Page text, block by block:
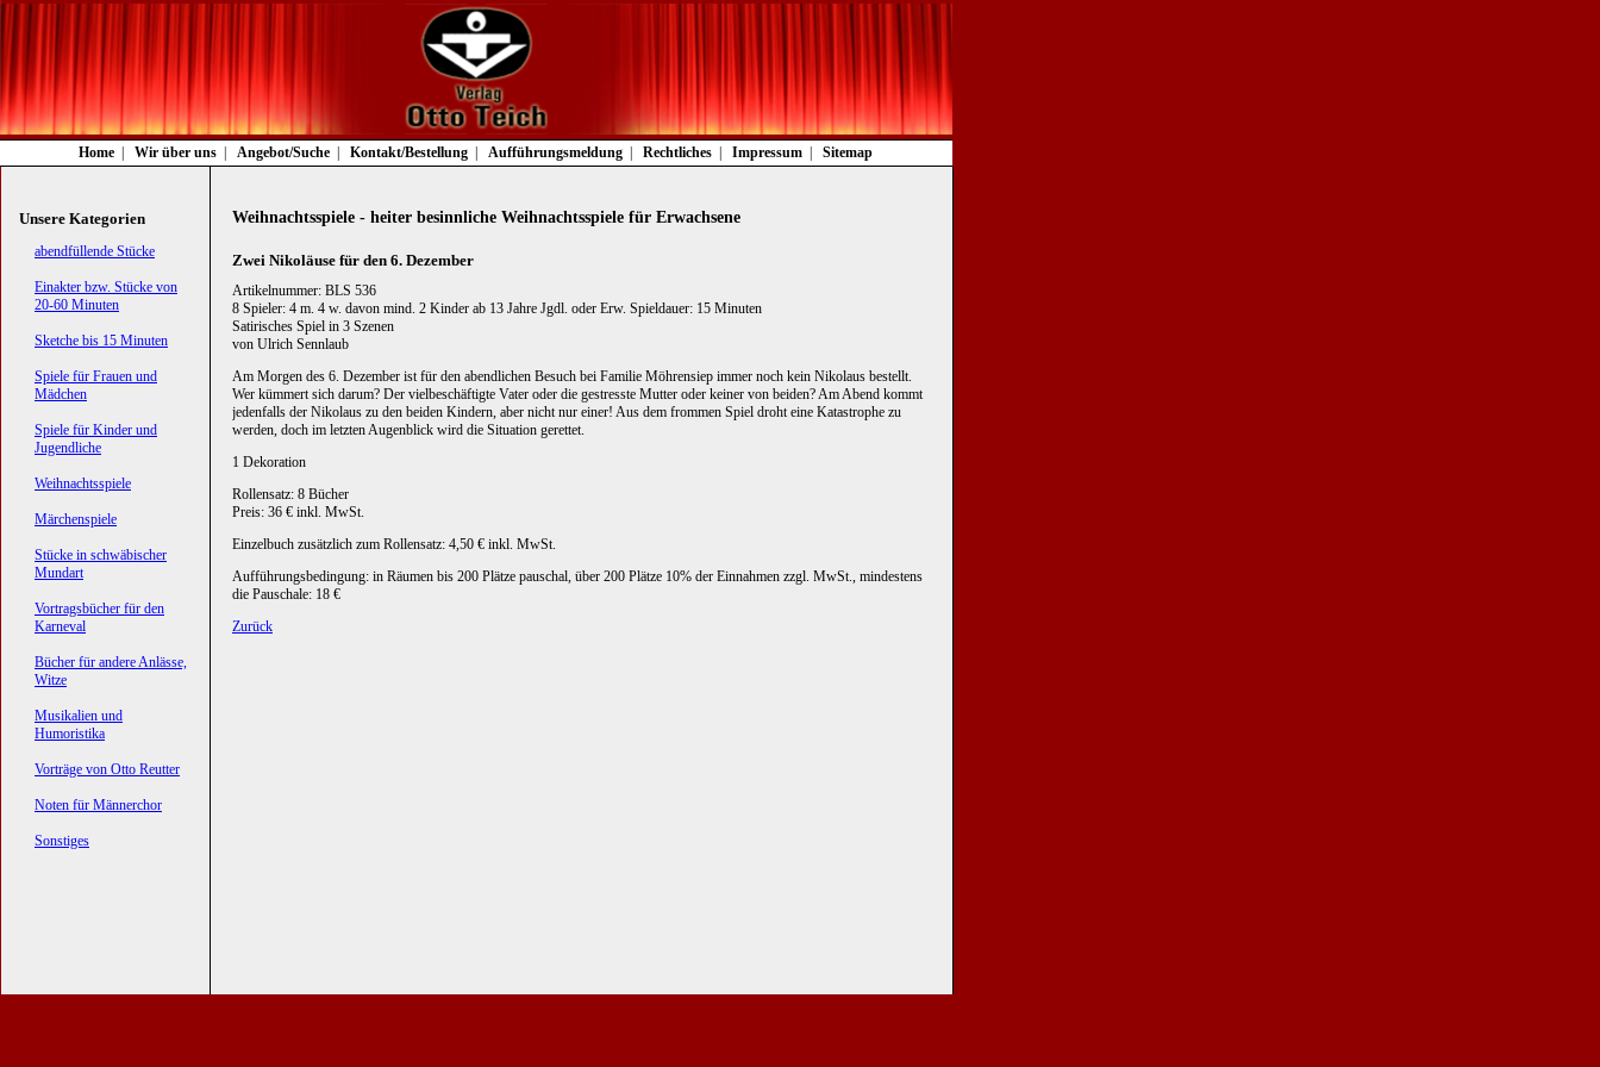
Navigation
überspringen
Home Wir über uns Angebot/Suche Kontakt/Bestellung Aufführungsmeldung Rechtliches Impressum Sitemap
Weihnachtsspiele - heiter besinnliche Weihnachtsspiele für Erwachsene
Zwei Nikoläuse für den 6. Dezember
Artikelnummer: BLS 536
8 Spieler: 4 m. 4 w. davon mind. 2 Kinder ab 13 Jahre Jgdl. oder Erw. Spieldauer: 15 Minuten
Satirisches Spiel in 3 Szenen
von Ulrich Sennlaub
Am Morgen des 6. Dezember ist für den abendlichen Besuch bei Familie Möhrensiep immer noch kein Nikolaus bestellt.
Wer kümmert sich darum? Der vielbeschäftigte Vater oder die gestresste Mutter oder keiner von beiden? Am Abend kommt
jedenfalls der Nikolaus zu den beiden Kindern, aber nicht nur einer! Aus dem frommen Spiel droht eine Katastrophe zu
werden, doch im letzten Augenblick wird die Situation gerettet.
1 Dekoration
Rollensatz: 8 Bücher
Preis: 36 € inkl. MwSt.
Einzelbuch zusätzlich zum Rollensatz: 4,50 € inkl. MwSt.
Aufführungsbedingung: in Räumen bis 200 Plätze pauschal, über 200 Plätze 10% der Einnahmen zzgl. MwSt., mindestens
die Pauschale: 18 €
Zurück
Unsere Kategorien
Navigation
abendfüllende Stücke
Einakter bzw. Stücke von
20-60 Minuten
Sketche bis 15 Minuten
Spiele für Frauen und
Mädchen
Spiele für Kinder und
Jugendliche
Weihnachtsspiele
Märchenspiele
Stücke in schwäbischer
Mundart
Vortragsbücher für den
Karneval
Bücher für andere Anlässe,
Witze
Musikalien und
Humoristika
Vorträge von Otto Reutter
Noten für Männerchor
Sonstiges